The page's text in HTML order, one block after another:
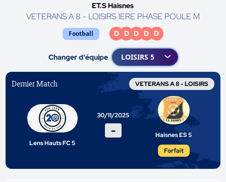
ET.S Haisnes
VETERANS A 8 - LOISIRS 1ERE PHASE POULE M
Football D D D D D
Changer d'équipe
Dernier Match VETERANS A 8 - LOISIRS
Lens Hauts FC 5
30/11/2025
-
Haisnes ES 5
Forfait